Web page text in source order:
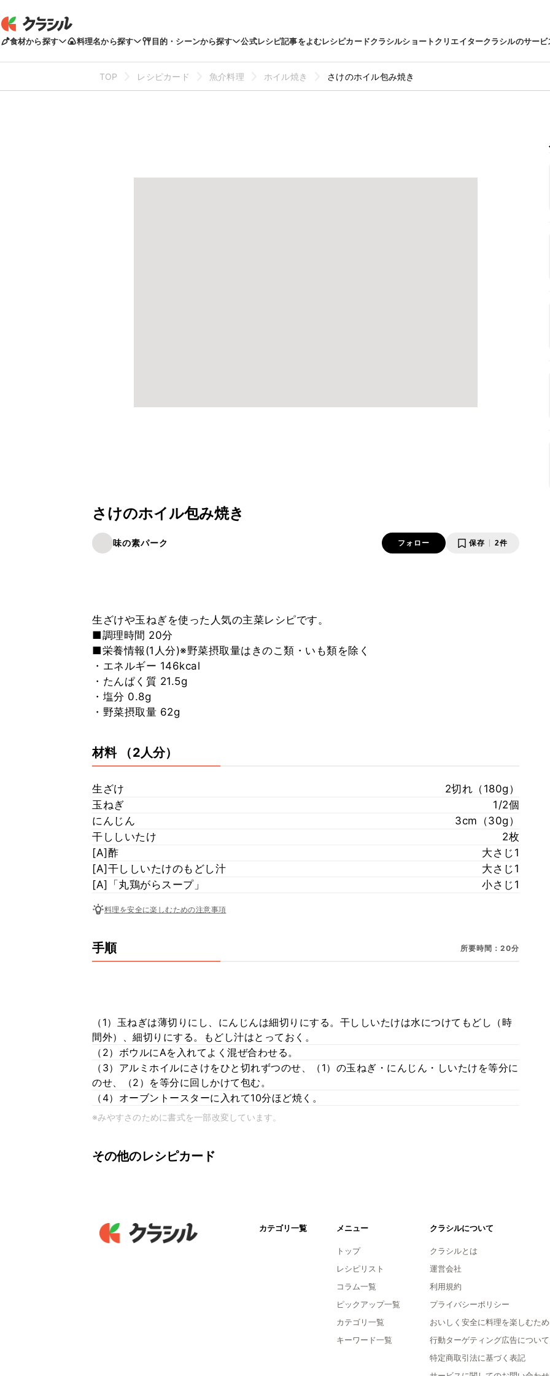
食材から探す 料理名から探す 目的・シーンから探す 公式レシピ記事をよむレシピカードクラシルショートクリエイタークラシルのサービ
TOP レシピカード 魚介料理 ホイル焼き さけのホイル包み焼き
さけのホイル包み焼き
味の素パーク フォロー 保存 2件
生ざけや玉ねぎを使った人気の主菜レシピです。
■調理時間 20分
■栄養情報(1人分)※野菜摂取量はきのこ類・いも類を除く
・エネルギー 146kcal
・たんぱく質 21.5g
・塩分 0.8g
・野菜摂取量 62g
材料 （2人分）
生ざけ
2切れ（180g）
玉ねぎ
1/2個
にんじん
3cm（30g）
干ししいたけ
2枚
[A]酢
大さじ1
[A]干ししいたけのもどし汁
大さじ1
[A]「丸鶏がらスープ」
小さじ1
料理を安全に楽しむための注意事項
手順 所要時間：20分
（1）玉ねぎは薄切りにし、にんじんは細切りにする。干ししいたけは水につけてもどし（時
間外）、細切りにする。もどし汁はとっておく。
（2）ボウルにAを入れてよく混ぜ合わせる。
（3）アルミホイルにさけをひと切れずつのせ、（1）の玉ねぎ・にんじん・しいたけを等分に
のせ、（2）を等分に回しかけて包む。
（4）オーブントースターに入れて10分ほど焼く。
※みやすさのために書式を一部改変しています。
その他のレシピカード
カテゴリ一覧 メニュー
トップ
レシピリスト
コラム一覧
ピックアップ一覧
カテゴリ一覧
キーワード一覧
クラシルについて
クラシルとは
運営会社
利用規約
プライバシーポリシー
おいしく安全に料理を楽しむため
行動ターゲティング広告について
特定商取引法に基づく表記